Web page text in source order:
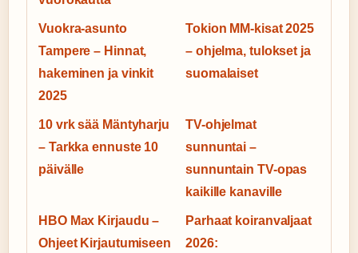
Vuokra-asunto
Tampere – Hinnat,
hakeminen ja vinkit
2025
Tokion MM-kisat 2025
– ohjelma, tulokset ja
suomalaiset
10 vrk sää Mäntyharju
– Tarkka ennuste 10
päivälle
TV-ohjelmat
sunnuntai –
sunnuntain TV-opas
kaikille kanaville
HBO Max Kirjaudu –
Ohjeet Kirjautumiseen
Parhaat koiranvaljaat
2026: